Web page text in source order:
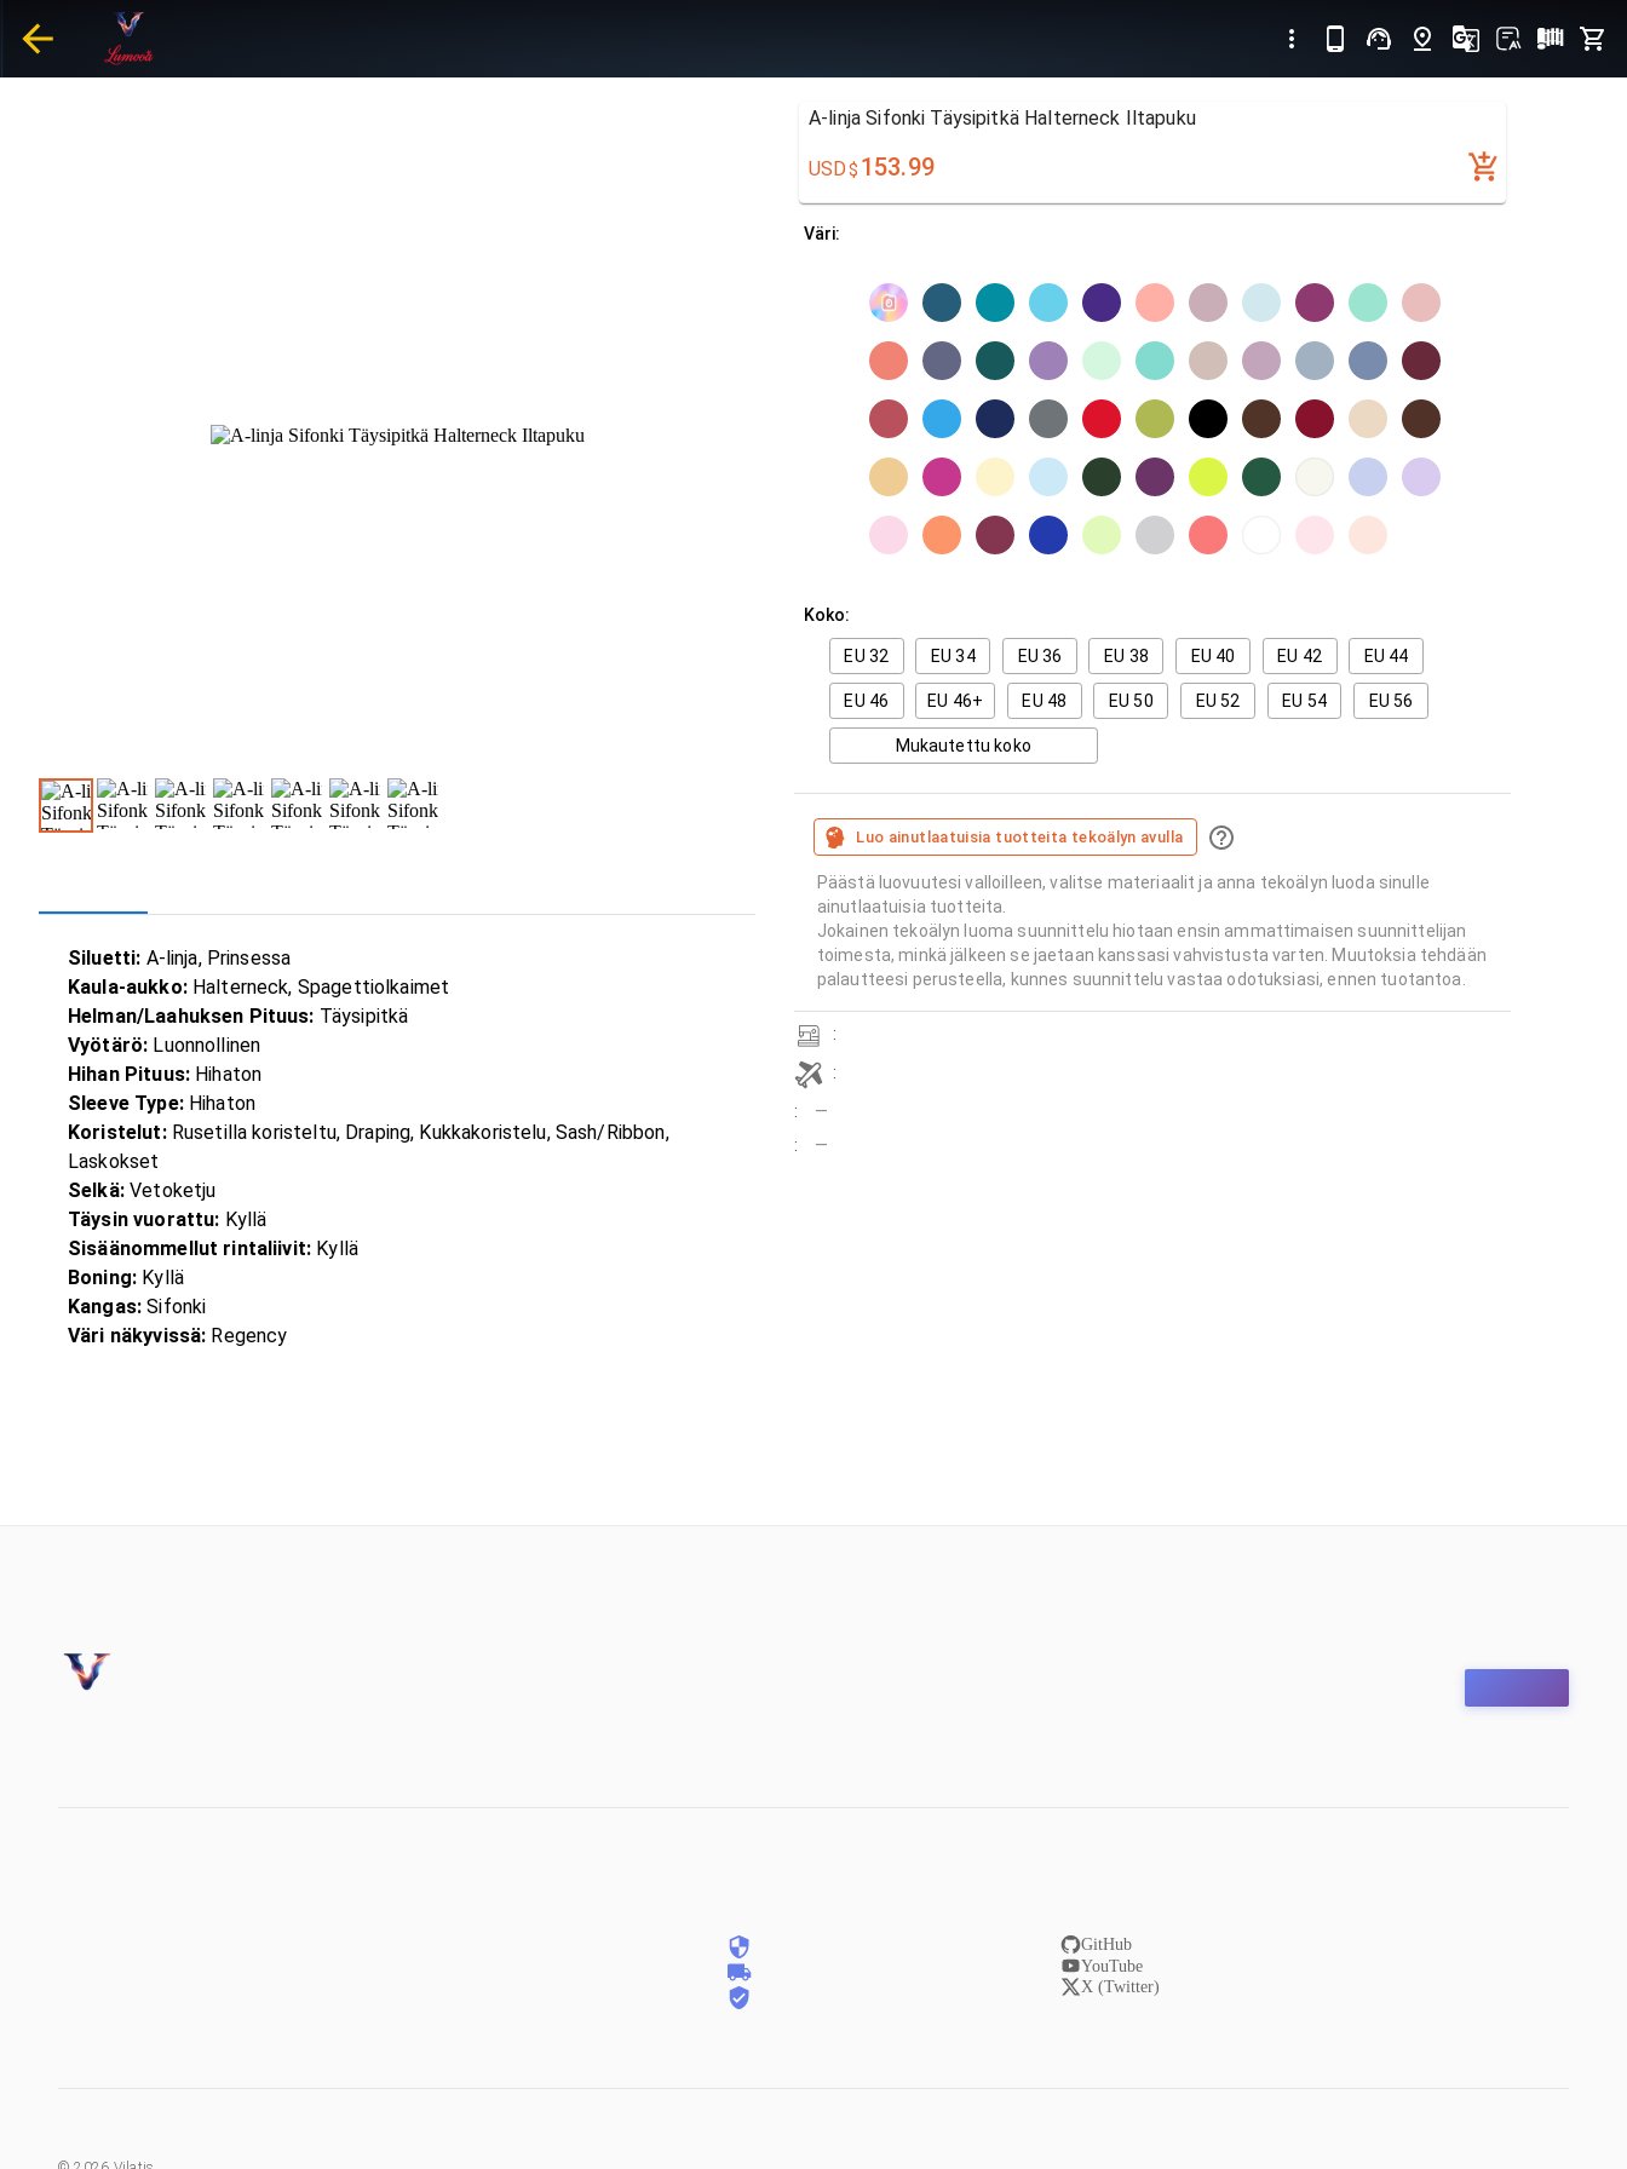
Siluetti: A-linja, Prinsessa
Kaula-aukko:Halterneck, Spagettiolkaimet
Helman/Laahuksen Pituus: Täysipitkä
Vyötärö: Luonnollinen
Hihan Pituus:Hihaton
Sleeve Type:Hihaton
Koristelut:Rusetilla koristeltu, Draping, Kukkakoristelu, Sash/Ribbon,
Laskokset
Selkä:Vetoketju
Täysin vuorattu: Kyllä
Sisäänommellut rintaliivit: Kyllä
Boning: Kyllä
Kangas: Sifonki
Väri näkyvissä: Regency
A-linja Sifonki Täysipitkä Halterneck Iltapuku
USD$ 153.99
Väri:
Koko:
EU 32 EU 34 EU 36 EU 38 EU 40 EU 42 EU 44
EU 46 EU 46+ EU 48 EU 50 EU 52 EU 54 EU 56
Mukautettu koko
Luo ainutlaatuisia tuotteita tekoälyn avulla
Päästä luovuutesi valloilleen, valitse materiaalit ja anna tekoälyn luoda sinulle
ainutlaatuisia tuotteita.
Jokainen tekoälyn luoma suunnittelu hiotaan ensin ammattimaisen suunnittelijan
toimesta, minkä jälkeen se jaetaan kanssasi vahvistusta varten. Muutoksia tehdään
palautteesi perusteella, kunnes suunnittelu vastaa odotuksiasi, ennen tuotantoa.
:
:
:
—
:
—
GitHub
YouTube
X (Twitter)